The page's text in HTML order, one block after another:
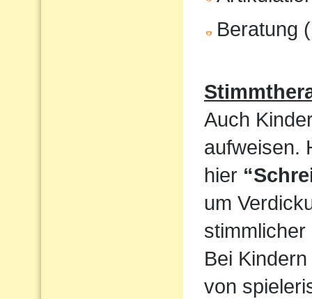
Beratung
Auch
aufweisen.
hier
um
Bei
von